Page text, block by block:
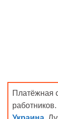
Платёжная